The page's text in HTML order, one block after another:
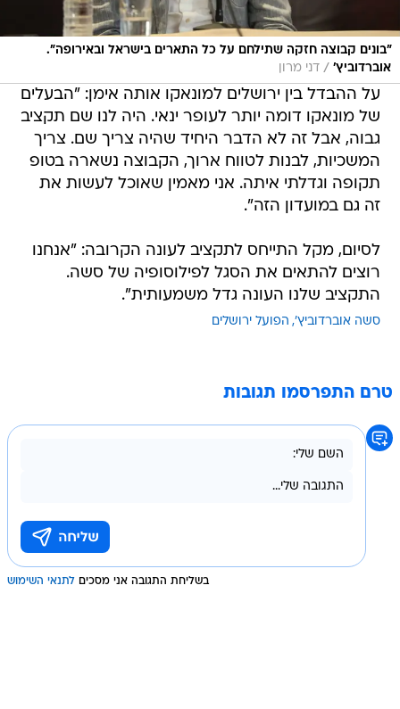
"בונים קבוצה חזקה שתילחם על כל התארים בישראל ובאירופה".
אוברדוביץ' / דני מרון
על ההבדל בין ירושלים למונאקו אותה אימן: "הבעלים
של מונאקו דומה יותר לעופר ינאי. היה לנו שם תקציב
גבוה, אבל זה לא הדבר היחיד שהיה צריך שם. צריך
המשכיות, לבנות לטווח ארוך, הקבוצה נשארה בטופ
תקופה וגדלתי איתה. אני מאמין שאוכל לעשות את
זה גם במועדון הזה".
לסיום, מקל התייחס לתקציב לעונה הקרובה: "אנחנו
רוצים להתאים את הסגל לפילוסופיה של סשה.
התקציב שלנו העונה גדל משמעותית".
סשה אוברדוביץ' הפועל ירושלים
טרם התפרסמו תגובות
בשליחת התגובה אני מסכים לתנאי השימוש